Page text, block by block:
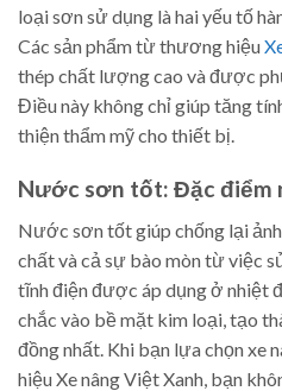
loại sơn sử dụng là hai yếu tố
Các sản phẩm từ thương hiệu
thép chất lượng cao và được
Điều này không chỉ giúp tăng
thiện thẩm mỹ cho thiết bị.
Nước sơn tốt: Đặc điểm
Nước sơn tốt giúp chống lại
chất và cả sự bào mòn từ việc
tĩnh điện được áp dụng ở nhiệt
chắc vào bề mặt kim loại, tạo
đồng nhất. Khi bạn lựa chọn xe
hiệu Xe nâng Việt Xanh, bạn